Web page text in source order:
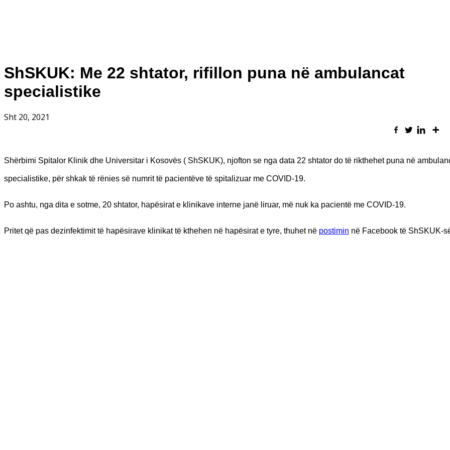
ShSKUK: Me 22 shtator, rifillon puna në ambulancat
specialistike
Sht 20, 2021
Shërbimi Spitalor Klinik dhe Universitar i Kosovës ( ShSKUK), njofton se nga data 22 shtator do të rikthehet puna në
specialistike, për shkak të rënies së numrit të pacientëve të spitalizuar me COVID-19.
Po ashtu, nga dita e sotme, 20 shtator, hapësirat e klinikave interne janë liruar, më nuk ka pacientë me COVID-19.
Pritet që pas dezinfektimit të hapësirave klinikat të kthehen në hapësirat e tyre, thuhet në postimin në Facebook të ShSKUK-